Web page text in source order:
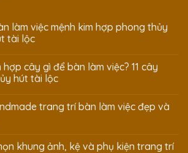
làm việc mệnh kim hợp phong thủy
tài lộc
hợp cây gì để bàn làm việc? 11 cây
hút tài lộc
trang trí bàn làm việc đẹp và
khung ảnh, kệ và phụ kiện trang trí